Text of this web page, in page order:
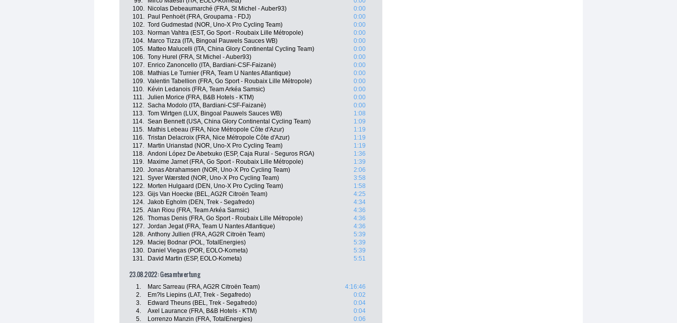
100.
Nicolas Debeaumarché (FRA, St Michel - Auber93)
0:00
101.
Paul Penhoët (FRA, Groupama - FDJ)
0:00
102. Tord Gudmestad (NOR, Uno-X Pro Cycling Team)
0:00
103.
Norman Vahtra (EST, Go Sport - Roubaix Lille Métropole)
0:00
104.
Marco Tizza (ITA, Bingoal Pauwels Sauces WB)
0:00
105.
Matteo Malucelli (ITA, China Glory Continental Cycling Team)
0:00
106. Tony Hurel (FRA, St Michel - Auber93)
0:00
107.
Enrico Zanoncello (ITA, Bardiani-CSF-Faizanè)
0:00
108.
Mathias Le Turnier (FRA, Team U Nantes Atlantique)
0:00
109. Valentin Tabellion (FRA, Go Sport - Roubaix Lille Métropole)
0:00
110.
Kévin Ledanois (FRA, Team Arkéa Samsic)
0:00
111. Julien Morice (FRA, B&B Hotels - KTM)
0:00
112. Sacha Modolo (ITA, Bardiani-CSF-Faizanè)
0:00
113. Tom Wirtgen (LUX, Bingoal Pauwels Sauces WB)
1:08
114. Sean Bennett (USA, China Glory Continental Cycling Team)
1:09
115.
Mathis Lebeau (FRA, Nice Métropole Côte d'Azur)
1:19
116. Tristan Delacroix (FRA, Nice Métropole Côte d'Azur)
1:19
117.
Martin Urianstad (NOR, Uno-X Pro Cycling Team)
1:19
118. Andoni López De Abetxuko (ESP, Caja Rural - Seguros RGA)
1:36
119.
Maxime Jarnet (FRA, Go Sport - Roubaix Lille Métropole)
1:39
120. Jonas Abrahamsen (NOR, Uno-X Pro Cycling Team)
2:06
121. Syver Wærsted (NOR, Uno-X Pro Cycling Team)
3:58
122.
Morten Hulgaard (DEN, Uno-X Pro Cycling Team)
1:58
123. Gijs Van Hoecke (BEL, AG2R Citroën Team)
4:25
124. Jakob Egholm (DEN, Trek - Segafredo)
4:34
125. Alan Riou (FRA, Team Arkéa Samsic)
4:36
126. Thomas Denis (FRA, Go Sport - Roubaix Lille Métropole)
4:36
127. Jordan Jegat (FRA, Team U Nantes Atlantique)
4:36
128. Anthony Jullien (FRA, AG2R Citroën Team)
5:39
129.
Maciej Bodnar (POL, TotalEnergies)
5:39
130.
Daniel Viegas (POR, EOLO-Kometa)
5:39
131.
David Martin (ESP, EOLO-Kometa) 5:51
23.08.2022: Gesamtwertung
1. Marc Sarreau (FRA, AG2R Citroën Team)
4:16:46
2.
Em?ls Liepins (LAT, Trek - Segafredo)
0:02
3.
Edward Theuns (BEL, Trek - Segafredo)
0:04
4.
Axel Laurance (FRA, B&B Hotels - KTM)
0:04
5.
Lorrenzo Manzin (FRA, TotalEnergies)
0:06